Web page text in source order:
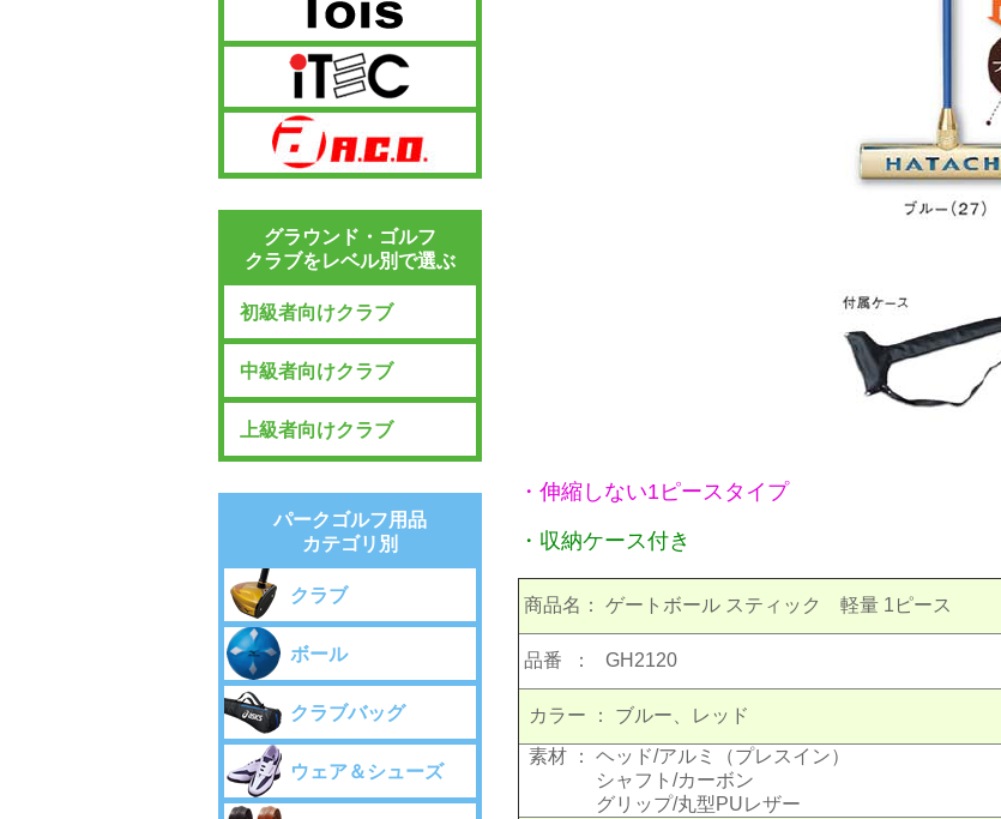
・伸縮しない1ピースタイプ
・収納ケース付き
商品名： ゲートボール スティック 軽量 1ピース
品番 ： GH2120
カラー ： ブルー、レッド
素材
： ヘッド/アルミ（プレスイン）
シャフト/カーボン
グリップ/丸型PUレザー
グラウンド・ゴルフ
クラブをレベル別で選ぶ
初級者向けクラブ
中級者向けクラブ
上級者向けクラブ
パークゴルフ用品
カテゴリ別
クラブ
ボール
クラブバッグ
ウェア＆シューズ